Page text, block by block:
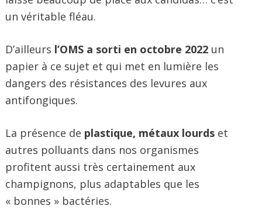
un véritable fléau.
D’ailleurs l’OMS a sorti en octobre 2022 un
papier à ce sujet et qui met en lumière les
dangers des résistances des levures aux
antifongiques.
La présence de plastique, métaux lourds et
autres polluants dans nos organismes
profitent aussi très certainement aux
champignons, plus adaptables que les
« bonnes » bactéries.